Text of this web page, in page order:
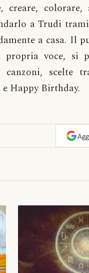
creare,
a Trudi
a casa. Il
propria voce,
canzoni, scelte
Happy Birthday.